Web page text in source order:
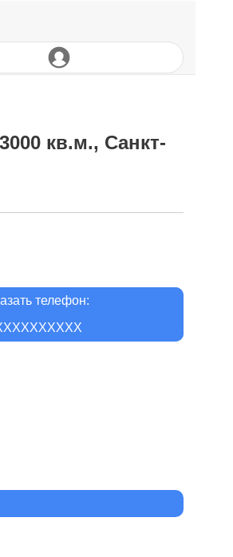
кв.м., Санкт-
телефон: